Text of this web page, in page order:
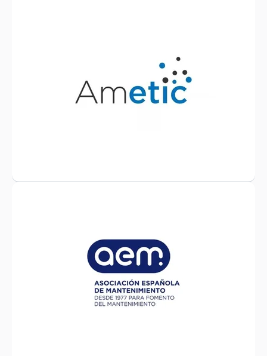
sostenibilidad, crecimiento, y la generación
de empleo de calidad.
ametic.es
(AEM) es una organización sin fines de
lucro que tiene como objetivo fomentar
el desarrollo y la mejora de la gestión de
mantenimiento en España. La AEM trabaja
para promover la importancia del